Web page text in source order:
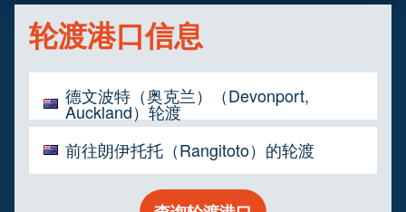
轮渡港口信息
德文波特（奥克兰）（Devonport,
Auckland）轮渡
前往朗伊托托（Rangitoto）的轮渡